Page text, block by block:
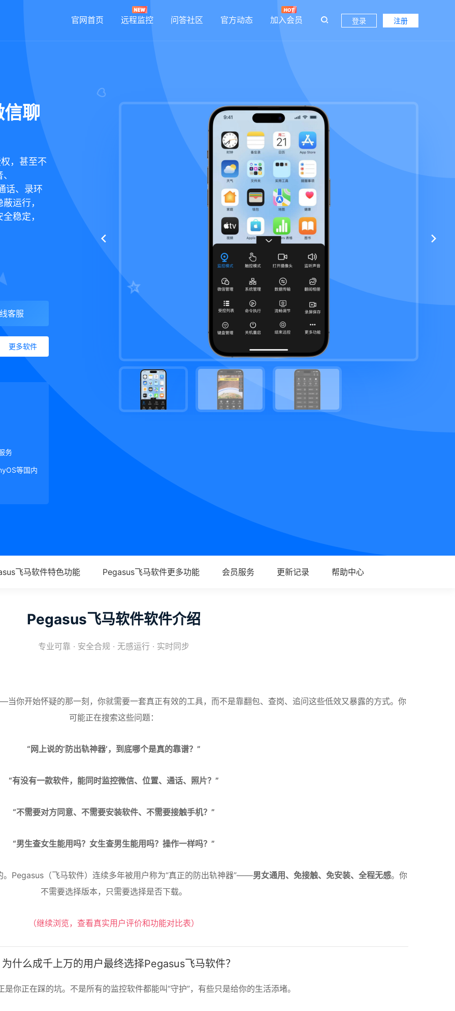
官网首页 远程监控 问答社区 官方动态 加入会员 登录 注册
聊
，甚至不
话、录环
运行，
稳定，
客服
更多软件
务
等国内
飞马软件特色功能 Pegasus飞马软件更多功能 会员服务 更新记录 帮助中心
Pegasus飞马软件软件介绍
专业可靠 · 安全合规 · 无感运行 · 实时同步
你开始怀疑的那一刻，你就需要一套真正有效的工具，而不是靠翻包、查岗、追问这些低效又暴露的方式。你
可能正在搜索这些问题：
“网上说的‘防出轨神器’，到底哪个是真的靠谱？”
“有没有一款软件，能同时监控微信、位置、通话、照片？”
“不需要对方同意、不需要安装软件、不需要接触手机？”
“男生查女生能用吗？女生查男生能用吗？操作一样吗？”
。Pegasus（飞马软件）连续多年被用户称为“真正的防出轨神器”——男女通用、免接触、免安装、全程无感。你
不需要选择版本，只需要选择是否下载。
（继续浏览，查看真实用户评价和功能对比表）
为什么成千上万的用户最终选择Pegasus飞马软件？
是你正在踩的坑。不是所有的监控软件都能叫“守护”，有些只是给你的生活添堵。